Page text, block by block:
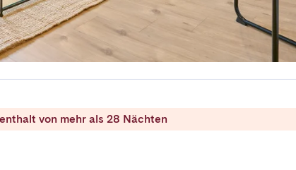
von mehr als 28 Nächten